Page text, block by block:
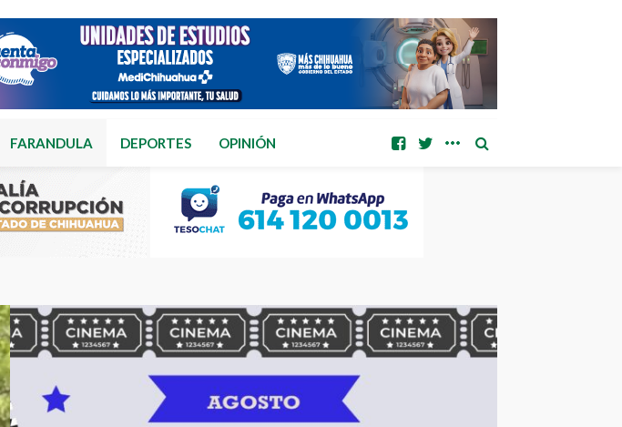
FARANDULA DEPORTES OPINIÓN